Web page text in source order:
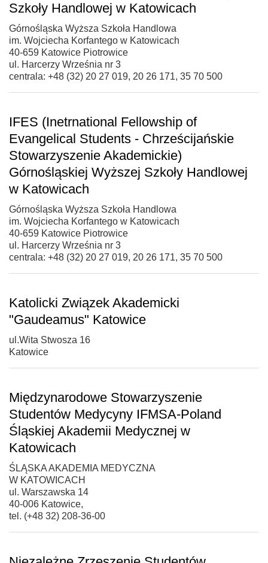
Szkoły Handlowej w Katowicach
Górnośląska Wyższa Szkoła Handlowa
im. Wojciecha Korfantego w Katowicach
40-659 Katowice Piotrowice
ul. Harcerzy Września nr 3
centrala: +48 (32) 20 27 019, 20 26 171, 35 70 500
IFES (Inetrnational Fellowship of
Evangelical Students - Chrześcijańskie
Stowarzyszenie Akademickie)
Górnośląskiej Wyższej Szkoły Handlowej
w Katowicach
Górnośląska Wyższa Szkoła Handlowa
im. Wojciecha Korfantego w Katowicach
40-659 Katowice Piotrowice
ul. Harcerzy Września nr 3
centrala: +48 (32) 20 27 019, 20 26 171, 35 70 500
Katolicki Związek Akademicki
"Gaudeamus" Katowice
ul.Wita Stwosza 16
Katowice
Międzynarodowe Stowarzyszenie
Studentów Medycyny IFMSA-Poland
Śląskiej Akademii Medycznej w
Katowicach
ŚLĄSKA AKADEMIA MEDYCZNA
W KATOWICACH
ul. Warszawska 14
40-006 Katowice,
tel. (+48 32) 208-36-00